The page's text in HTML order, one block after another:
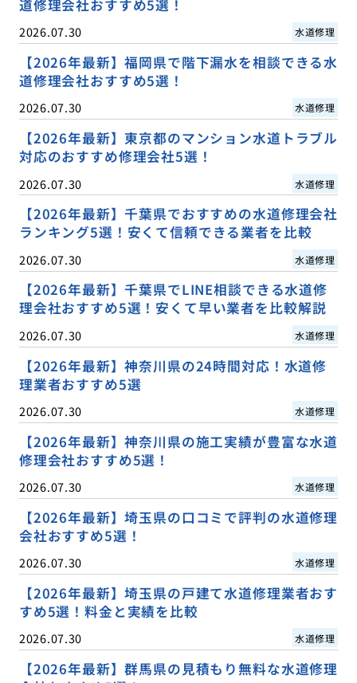
道修理会社おすすめ5選！
2026.07.30 水道修理
【2026年最新】福岡県で階下漏水を相談できる水
道修理会社おすすめ5選！
2026.07.30 水道修理
【2026年最新】東京都のマンション水道トラブル
対応のおすすめ修理会社5選！
2026.07.30 水道修理
【2026年最新】千葉県でおすすめの水道修理会社
ランキング5選！安くて信頼できる業者を比較
2026.07.30 水道修理
【2026年最新】千葉県でLINE相談できる水道修
理会社おすすめ5選！安くて早い業者を比較解説
2026.07.30 水道修理
【2026年最新】神奈川県の24時間対応！水道修
理業者おすすめ5選
2026.07.30 水道修理
【2026年最新】神奈川県の施工実績が豊富な水道
修理会社おすすめ5選！
2026.07.30 水道修理
【2026年最新】埼玉県の口コミで評判の水道修理
会社おすすめ5選！
2026.07.30 水道修理
【2026年最新】埼玉県の戸建て水道修理業者おす
すめ5選！料金と実績を比較
2026.07.30 水道修理
【2026年最新】群馬県の見積もり無料な水道修理